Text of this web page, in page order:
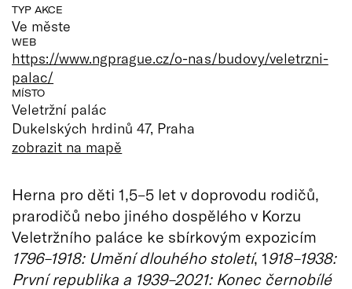
TYP AKCE
Ve měste
WEB
https://www.ngprague.cz/o-nas/budovy/veletrzni-
palac/
MÍSTO
Veletržní palác
Dukelských hrdinů 47, Praha
zobrazit na mapě
Herna pro děti 1,5–5 let v doprovodu rodičů,
prarodičů nebo jiného dospělého v Korzu
Veletržního paláce ke sbírkovým expozicím
1796–1918: Umění dlouhého století, 1918–1938:
První republika a 1939–2021: Konec černobílé